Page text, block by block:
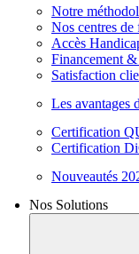
Notre
Nos centres de
Accès
Financement
Satisfaction
Les avantages
Certification
Certification
Nouveautés
Nos Solutions